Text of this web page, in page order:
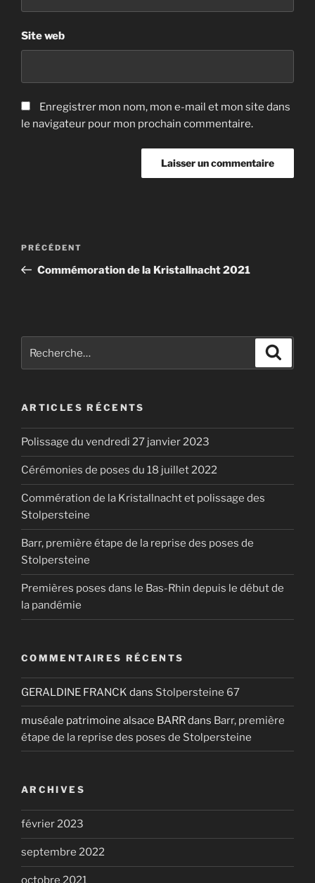
Site web
Enregistrer mon nom, mon e-mail et mon site dans
le navigateur pour mon prochain commentaire.
Navigation
l’article
Article
précédent
PRÉCÉDENT
Commémoration de la Kristallnacht 2021
pour
ARTICLES RÉCENTS
Polissage du vendredi 27 janvier 2023
Cérémonies de poses du 18 juillet 2022
Commération de la Kristallnacht et polissage des
Stolpersteine
Barr, première étape de la reprise des poses de
Stolpersteine
Premières poses dans le Bas-Rhin depuis le début de
la pandémie
COMMENTAIRES RÉCENTS
GERALDINE FRANCK dans Stolpersteine 67
muséale patrimoine alsace BARRdans Barr, première
étape de la reprise des poses de Stolpersteine
ARCHIVES
février 2023
septembre 2022
octobre 2021